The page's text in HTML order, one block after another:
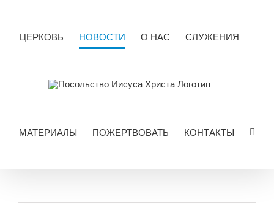
ЦЕРКОВЬ НОВОСТИ О НАС СЛУЖЕНИЯ
МАТЕРИАЛЫ ПОЖЕРТВОВАТЬ КОНТАКТЫ